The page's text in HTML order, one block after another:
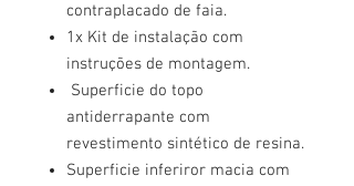
contraplacado de faia.
1x Kit de instalação com
instruções de montagem.
Superficie do topo
antiderrapante com
revestimento sintético de resina.
Superficie inferiror macia com